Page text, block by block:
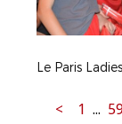
Le Paris
< 1 ...